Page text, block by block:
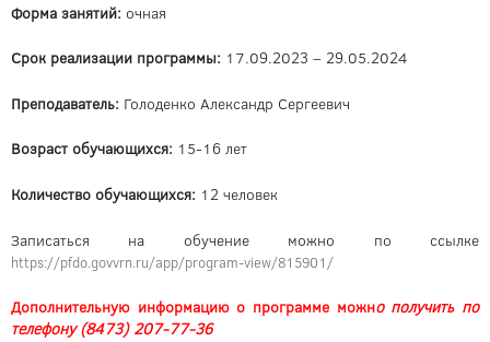
Форма занятий: очная
Срок реализации программы: 17.09.2023 – 29.05.2024
Преподаватель: Голоденко Александр Сергеевич
Возраст обучающихся: 15-16 лет
Количество обучающихся: 12 человек
Записаться на обучение можно по ссылке
https://pfdo.govvrn.ru/app/program-view/815901/
Дополнительную информацию о программе можно получить по
телефону (8473) 207-77-36